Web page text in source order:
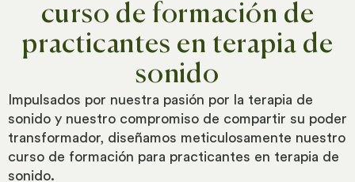
curso de formación de
practicantes en terapia de
sonido
Impulsados por nuestra pasión por la terapia de
sonido y nuestro compromiso de compartir su poder
transformador, diseñamos meticulosamente nuestro
curso de formación para practicantes en terapia de
sonido.